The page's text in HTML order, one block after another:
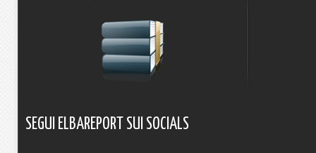
SEGUI ELBAREPORT SUI SOCIALS